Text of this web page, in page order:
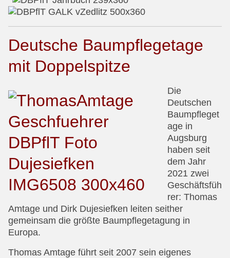
Deutsche Baumpflegetage
mit Doppelspitze
Die
Deutschen
Baumpfleget
age in
Augsburg
haben seit
dem Jahr
2021 zwei
Geschäftsfüh
rer: Thomas
Amtage und Dirk Dujesiefken leiten seither
gemeinsam die größte Baumpflegetagung in
Europa.
Thomas Amtage führt seit 2007 sein eigenes